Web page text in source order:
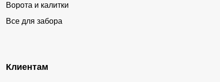
Ворота и калитки
Все для забора
Клиентам